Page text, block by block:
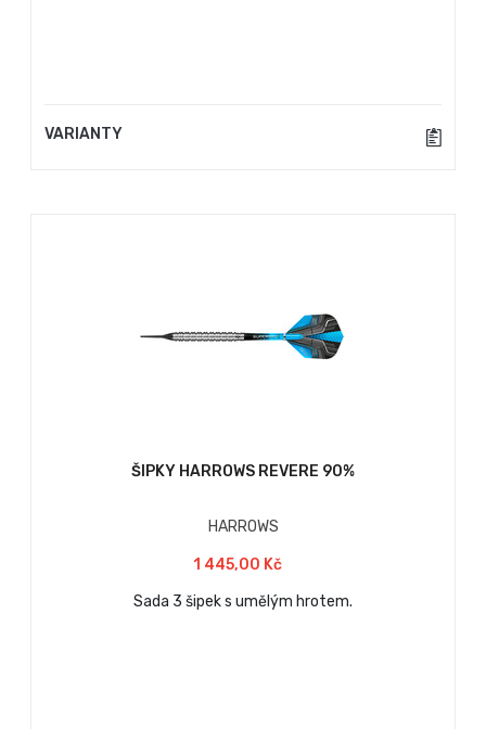
VARIANTY
ŠIPKY HARROWS REVERE 90%
HARROWS
1 445,00 Kč
Sada 3 šipek s umělým hrotem.